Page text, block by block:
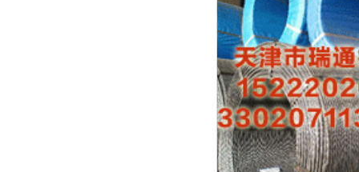
德顿（94-95）——14助
（03-04）——12助，16
11）——10助，14分 相
塑料挤出机 钢绞线 玻璃
角专用胶 1.本网站以及
《新广告法》实施...查